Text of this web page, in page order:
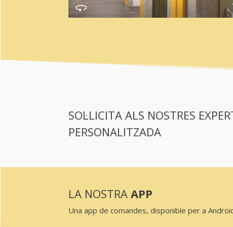
SOL·LICITA ALS NOSTRES
PERSONALITZADA
LA NOSTRAAPP
Una app de comandes, disponible per a